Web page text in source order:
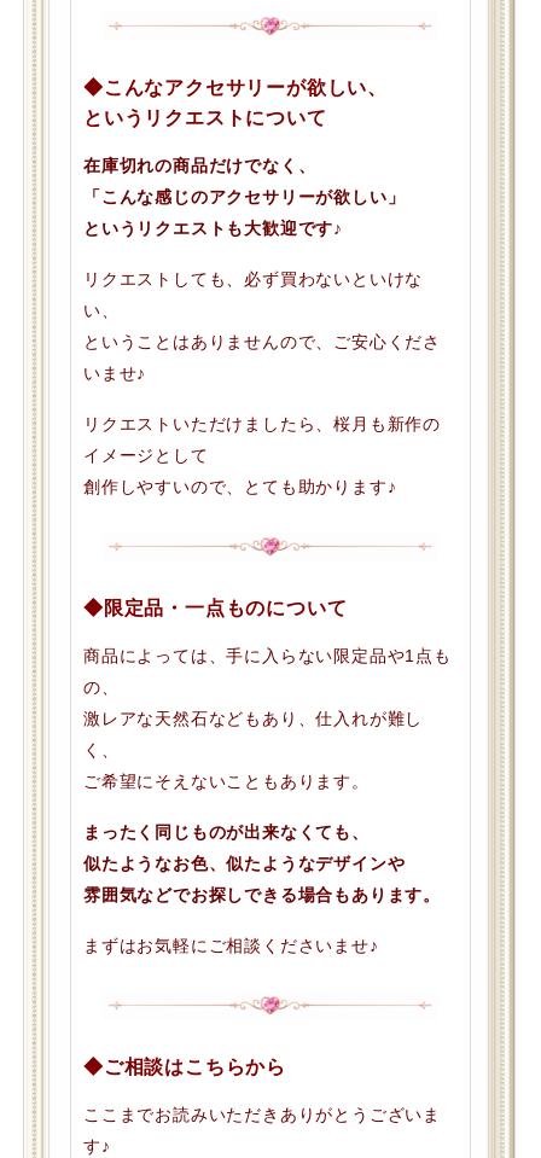
◆こんなアクセサリーが欲しい、
というリクエストについて
在庫切れの商品だけでなく、
「こんな感じのアクセサリーが欲しい」
というリクエストも大歓迎です♪
リクエストしても、必ず買わないといけな
い、
ということはありませんので、ご安心くださ
いませ♪
リクエストいただけましたら、桜月も新作の
イメージとして
創作しやすいので、とても助かります♪
◆限定品・一点ものについて
商品によっては、手に入らない限定品や1点も
の、
激レアな天然石などもあり、仕入れが難し
く、
ご希望にそえないこともあります。
まったく同じものが出来なくても、
似たようなお色、似たようなデザインや
雰囲気などでお探しできる場合もあります。
まずはお気軽にご相談くださいませ♪
◆ご相談はこちらから
ここまでお読みいただきありがとうございま
す♪